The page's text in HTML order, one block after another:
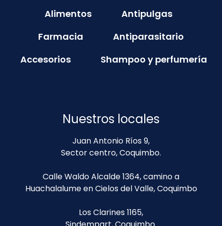
Alimentos
Antipulgas
Farmacia
Antiparasitario
Accesorios
Shampoo y perfumería
Nuestros locales
Juan Antonio Ríos 9,
Sector centro, Coquimbo.
Calle Waldo Alcalde 1364, camino a
Huachalalume en Cielos del Valle, Coquimbo
Los Clarines 1165,